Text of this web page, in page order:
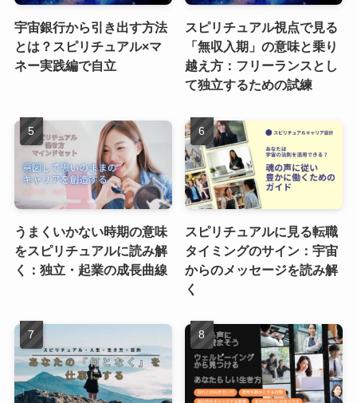
宇宙銀行から引き出す方法
とは？スピリチュアル×マ
ネー実践編で自立
スピリチュアル視点で見る
「無収入期」の意味と乗り
越え方：フリーランスとし
て独立するための試練
うまくいかない時期の意味
をスピリチュアルに読み解
く：独立・起業の成長曲線
スピリチュアルに見る転職
タイミングのサイン：宇宙
からのメッセージを読み解
く